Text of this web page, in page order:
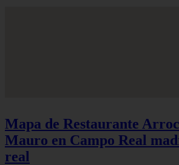
Mapa de Restaurante
Mauro en Campo Real
real